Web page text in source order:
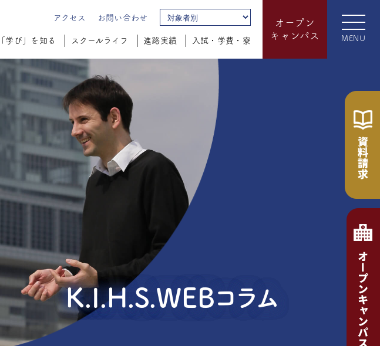
アクセス お問い合わせ
「学び」を知る スクールライフ 進路実績 入試・学費・寮
オープン
キャンパス
MENU
K.I.H.S.WEBコラム